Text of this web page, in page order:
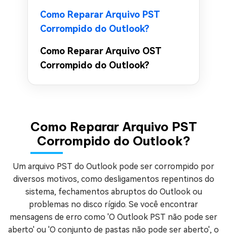
Como Reparar Arquivo PST
Corrompido do Outlook?
Como Reparar Arquivo OST
Corrompido do Outlook?
Como Reparar Arquivo PST
Corrompido do Outlook?
Um arquivo PST do Outlook pode ser corrompido por
diversos motivos, como desligamentos repentinos do
sistema, fechamentos abruptos do Outlook ou
problemas no disco rígido. Se você encontrar
mensagens de erro como 'O Outlook PST não pode ser
aberto' ou 'O conjunto de pastas não pode ser aberto', o